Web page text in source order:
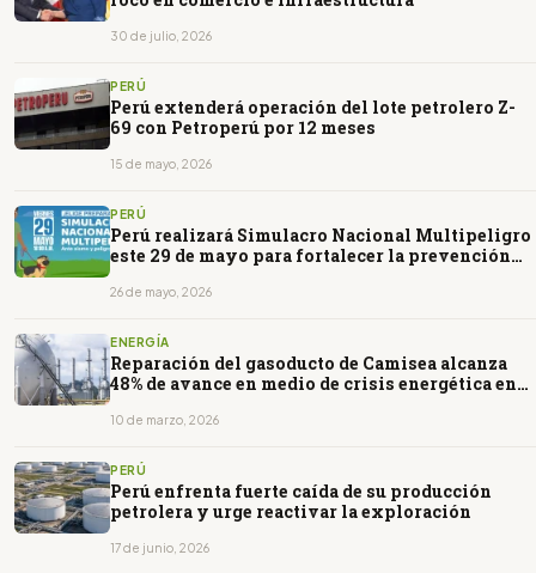
30 de julio, 2026
PERÚ
Perú extenderá operación del lote petrolero Z-
69 con Petroperú por 12 meses
15 de mayo, 2026
PERÚ
Perú realizará Simulacro Nacional Multipeligro
este 29 de mayo para fortalecer la prevención
26 de mayo, 2026
ENERGÍA
Reparación del gasoducto de Camisea alcanza
48% de avance en medio de crisis energética en
10 de marzo, 2026
PERÚ
Perú enfrenta fuerte caída de su producción
petrolera y urge reactivar la exploración
17 de junio, 2026